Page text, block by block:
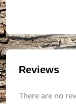
Reviews
There are no